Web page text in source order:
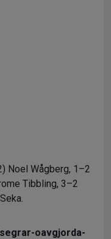
Noel Wågberg, 1–2
Tibbling, 3–2
oavgjorda-